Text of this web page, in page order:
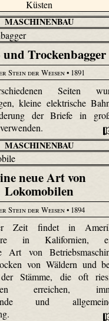
MASCHINENBAU
und Trockenbagger
Stein der Weisen• 1891
Seiten
kleine elektrische
der Briefe in
MASCHINENBAU
neue Art von
Lokomobilen
Stein der Weisen• 1894
Zeit findet in
in Kalifornien,
Art von
von Wäldern und
der Stämme, die oft
erreichen,
und